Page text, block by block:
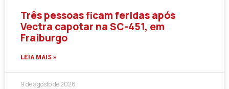
Três pessoas ficam feridas após
Vectra capotar na SC-451, em
Fraiburgo
LEIA MAIS »
9 de agosto de 2026